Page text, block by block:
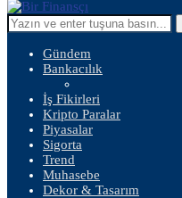
Gündem
Bankacılık
İş Fikirleri
Kripto Paralar
Piyasalar
Sigorta
Trend
Muhasebe
Dekor & Tasarım